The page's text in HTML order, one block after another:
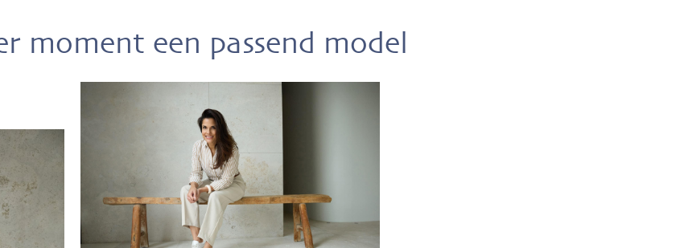
moment een passend model